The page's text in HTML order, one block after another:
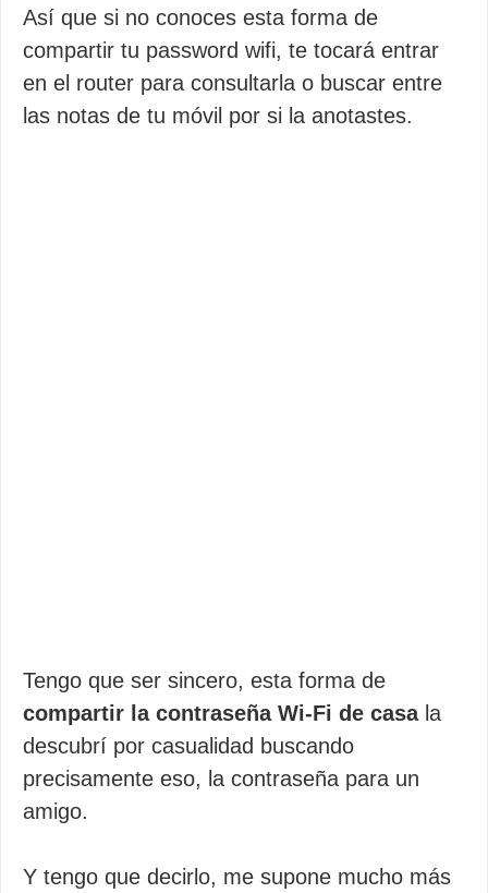
Así que si no conoces esta forma de
compartir tu password wifi, te tocará entrar
en el router para consultarla o buscar entre
las notas de tu móvil por si la anotastes.
Tengo que ser sincero, esta forma de
compartir la contraseña Wi-Fi de casala
descubrí por casualidad buscando
precisamente eso, la contraseña para un
amigo.
Y tengo que decirlo, me supone mucho más